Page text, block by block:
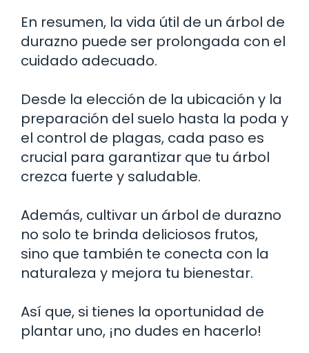
En resumen, la vida útil de un árbol de
durazno puede ser prolongada con el
cuidado adecuado.
Desde la elección de la ubicación y la
preparación del suelo hasta la poda y
el control de plagas, cada paso es
crucial para garantizar que tu árbol
crezca fuerte y saludable.
Además, cultivar un árbol de durazno
no solo te brinda deliciosos frutos,
sino que también te conecta con la
naturaleza y mejora tu bienestar.
Así que, si tienes la oportunidad de
plantar uno, ¡no dudes en hacerlo!